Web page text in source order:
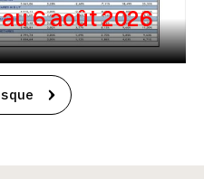
6 août 2026